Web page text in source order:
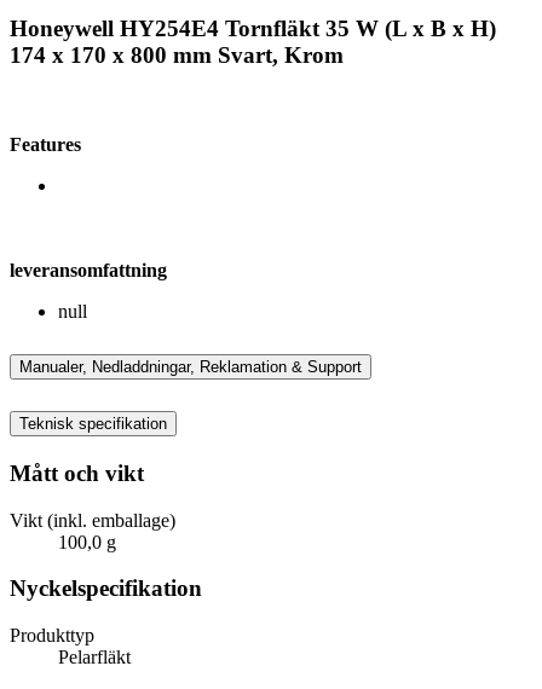
Honeywell HY254E4 Tornfläkt 35 W (L x B x H)
174 x 170 x 800 mm Svart, Krom
Features
leveransomfattning
null
Manualer, Nedladdningar, Reklamation & Support
Teknisk specifikation
Mått och vikt
Vikt (inkl. emballage)
100,0 g
Nyckelspecifikation
Produkttyp
Pelarfläkt